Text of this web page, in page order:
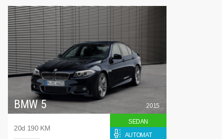
BMW 5
20d 190 KM
2015
SEDAN
AUTOMAT